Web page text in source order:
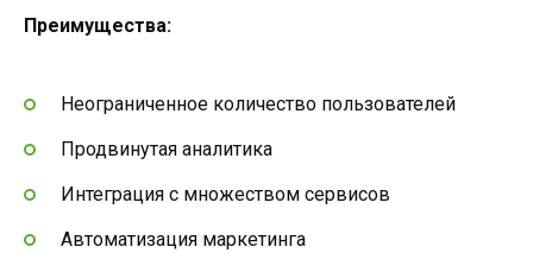
Преимущества:
Неограниченное количество пользователей
Продвинутая аналитика
Интеграция с множеством сервисов
Автоматизация маркетинга